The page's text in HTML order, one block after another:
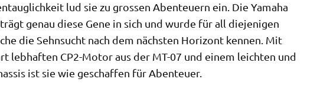
lud sie zu grossen Abenteuern ein. Die Yamaha
genau diese Gene in sich und wurde für all diejenigen
die Sehnsucht nach dem nächsten Horizont kennen. Mit
lebhaften CP2-Motor aus der MT-07 und einem leichten und
ist sie wie geschaffen für Abenteuer.